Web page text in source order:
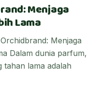
Menjaga
Lama
Menjaga
Dalam dunia parfum,
tahan lama adalah